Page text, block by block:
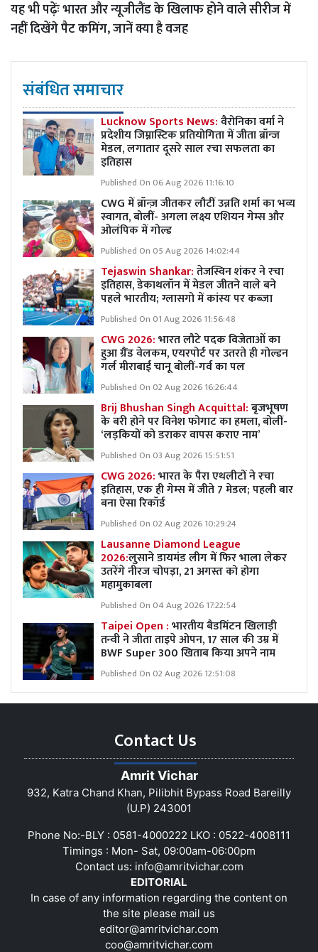
यह भी पढ़ेंःभारत और न्यूजीलैंड के खिलाफ होने वाले सीरीज में
नहीं दिखेंगे पैट कमिंग, जानें क्या है वजह
संबंधित समाचार
Lucknow Sports News:वैरोनिका वर्मा ने
प्रदेशीय जिम्नास्टिक प्रतियोगिता में जीता ब्रॉन्ज
मेडल, लगातार दूसरे साल रचा सफलता का
इतिहास
Published On 06 Aug 2026 11:16:10
CWG में ब्रॉन्ज़ जीतकर लौटीं उन्नति शर्मा का भव्य
स्वागत, बोलीं- अगला लक्ष्य एशियन गेम्स और
ओलंपिक में गोल्ड
Published On 05 Aug 2026 14:02:44
Tejaswin Shankar:तेजस्विन शंकर ने रचा
इतिहास, डेकाथलॉन में मेडल जीतने वाले बने
पहले भारतीय; ग्लासगो में कांस्य पर कब्जा
Published On 01 Aug 2026 11:56:48
CWG 2026:भारत लौटे पदक विजेताओं का
हुआ ग्रैंड वेलकम, एयरपोर्ट पर उतरते ही गोल्डन
गर्ल मीराबाई चानू बोलीं-गर्व का पल
Published On 02 Aug 2026 16:26:44
Brij Bhushan Singh Acquittal:बृजभूषण
के बरी होने पर विनेश फोगाट का हमला, बोलीं-
‘लड़कियों को डराकर वापस कराए नाम’
Published On 03 Aug 2026 15:51:51
CWG 2026:भारत के पैरा एथलीटों ने रचा
इतिहास, एक ही गेम्स में जीते 7 मेडल; पहली बार
बना ऐसा रिकॉर्ड
Published On 02 Aug 2026 10:29:24
Lausanne Diamond League
2026:लुसाने डायमंड लीग में फिर भाला लेकर
उतरेंगे नीरज चोपड़ा, 21 अगस्त को होगा
महामुकाबला
Published On 04 Aug 2026 17:22:54
Taipei Open :भारतीय बैडमिंटन खिलाड़ी
तन्वी ने जीता ताइपे ओपन, 17 साल की उम्र में
BWF Super 300 खिताब किया अपने नाम
Published On 02 Aug 2026 12:51:08
Contact Us
Amrit Vichar
932, Katra Chand Khan, Pilibhit Bypass Road Bareilly
(U.P) 243001
Phone No:-BLY : 0581-4000222 LKO : 0522-4008111
Timings : Mon- Sat, 09:00am-06:00pm
Contact us: info@amritvichar.com
EDITORIAL
In case of any information regarding the content on
the site please mail us
editor@amritvichar.com
coo@amritvichar.com